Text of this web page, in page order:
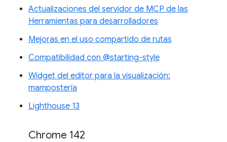
Actualizaciones del servidor de MCP de las
Herramientas para desarrolladores
Mejoras en el uso compartido de rutas
Compatibilidad con @starting-style
Widget del editor para la visualización:
mampostería
Lighthouse 13
Chrome 142